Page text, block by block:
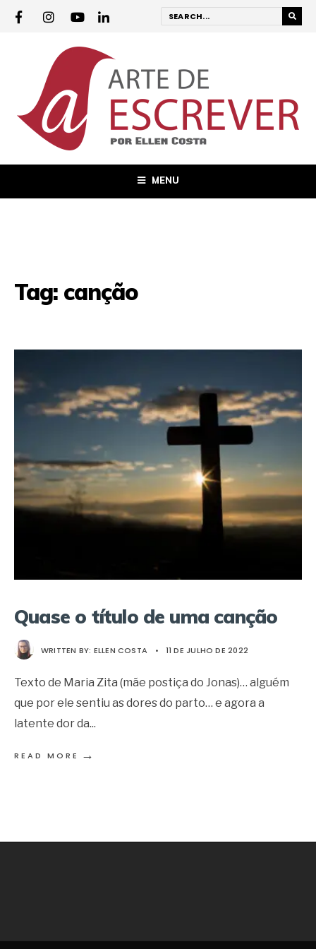
MENU
Tag: canção
Quase o título de uma canção
WRITTEN BY: ELLEN COSTA • 11 DE JULHO DE 2022
Texto de Maria Zita (mãe postiça do Jonas)… alguém
que por ele sentiu as dores do parto… e agora a
latente dor da...
READ MORE →